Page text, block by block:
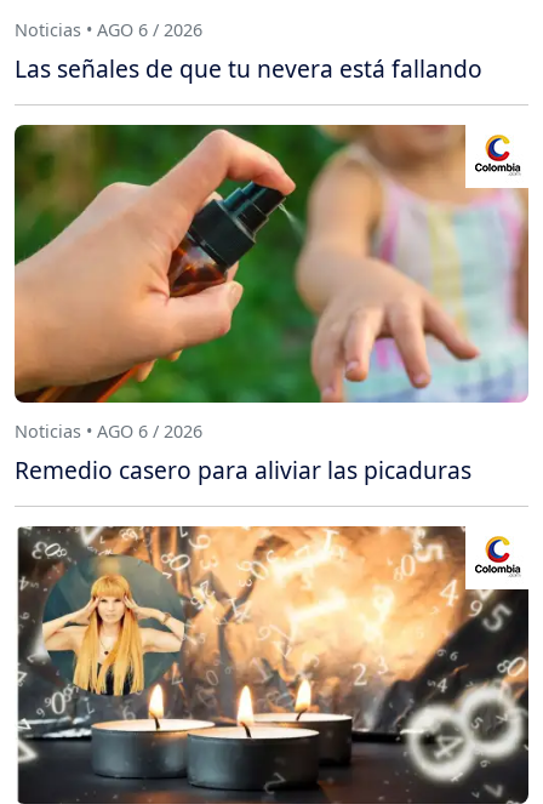
Noticias • AGO 6 / 2026
Las señales de que tu nevera está fallando
Noticias • AGO 6 / 2026
Remedio casero para aliviar las picaduras